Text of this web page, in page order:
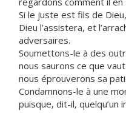
Si le juste est fils de Dieu,
Dieu l’assistera, et
adversaires.
Soumettons-le à des
nous saurons ce que
nous éprouverons sa
Condamnons-le à une
puisque, dit-il, quelqu’un